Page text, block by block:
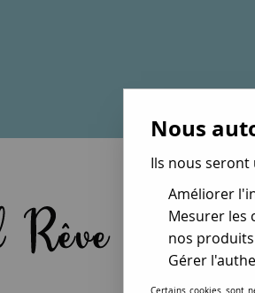
Nous
Ils nous seront
Améliorer
Mesurer les
nos produits
Gérer